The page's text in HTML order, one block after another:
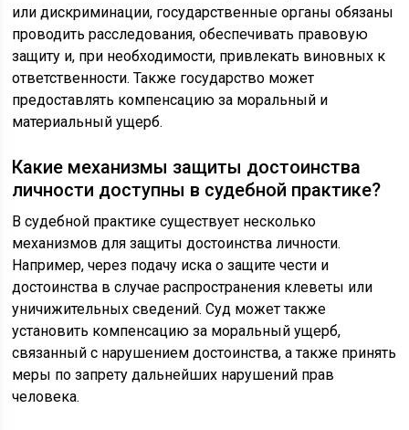
или дискриминации, государственные органы обязаны
проводить расследования, обеспечивать правовую
защиту и, при необходимости, привлекать виновных к
ответственности. Также государство может
предоставлять компенсацию за моральный и
материальный ущерб.
Какие механизмы защиты достоинства
личности доступны в судебной практике?
В судебной практике существует несколько
механизмов для защиты достоинства личности.
Например, через подачу иска о защите чести и
достоинства в случае распространения клеветы или
уничижительных сведений. Суд может также
установить компенсацию за моральный ущерб,
связанный с нарушением достоинства, а также принять
меры по запрету дальнейших нарушений прав
человека.